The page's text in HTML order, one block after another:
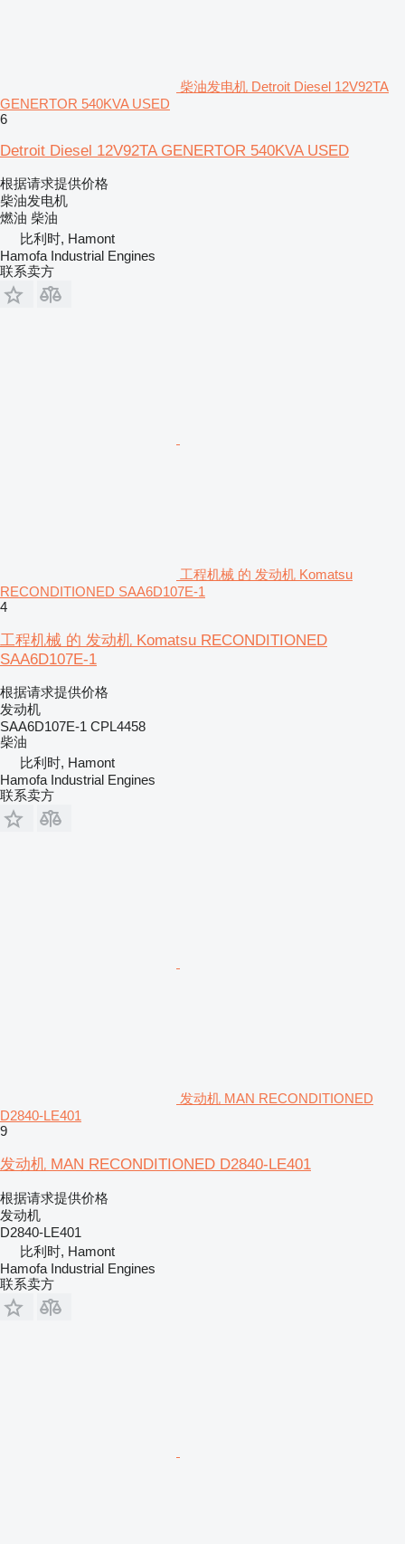
柴油发电机 Detroit Diesel 12V92TA
GENERTOR 540KVA USED
6
Detroit Diesel 12V92TA GENERTOR 540KVA USED
根据请求提供价格
柴油发电机
燃油 柴油
比利时, Hamont
Hamofa Industrial Engines
联系卖方
工程机械 的 发动机 Komatsu
RECONDITIONED SAA6D107E-1
4
工程机械 的 发动机 Komatsu RECONDITIONED
SAA6D107E-1
根据请求提供价格
发动机
SAA6D107E-1 CPL4458
柴油
比利时, Hamont
Hamofa Industrial Engines
联系卖方
发动机 MAN RECONDITIONED
D2840-LE401
9
发动机 MAN RECONDITIONED D2840-LE401
根据请求提供价格
发动机
D2840-LE401
比利时, Hamont
Hamofa Industrial Engines
联系卖方